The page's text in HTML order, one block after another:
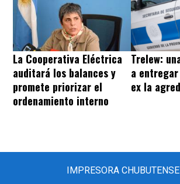
La Cooperativa Eléctrica
auditará los balances y
promete priorizar el
ordenamiento interno
Trelew:
a
ex la
IMPRESORA